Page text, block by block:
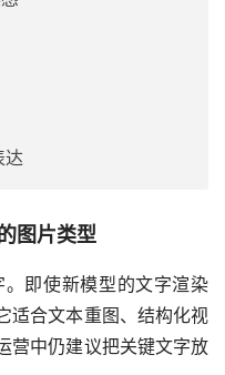
达
图片类型
即使新模型的文字渲染
适合文本重图、结构化视
营中仍建议把关键文字放